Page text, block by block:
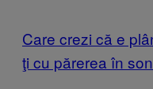
Care crezi că e
ţi cu părerea în